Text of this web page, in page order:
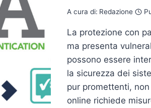
A cura di: Redazione
La protezione con
ma presenta
possono essere
la sicurezza dei
pur promettenti,
online richiede